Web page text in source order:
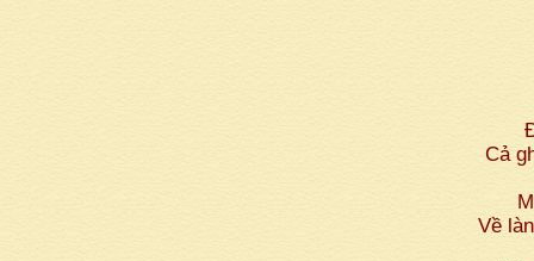
Cả
Về